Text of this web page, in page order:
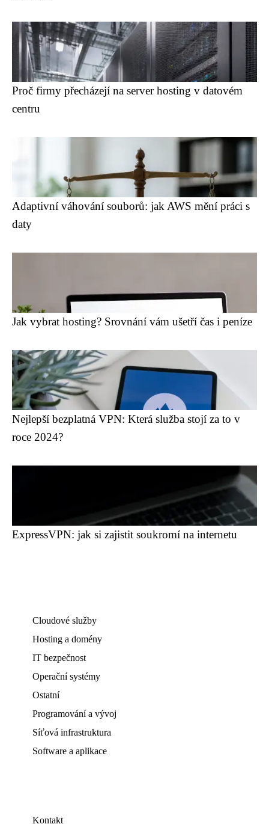
Proč firmy přecházejí na server hosting v datovém
centru
Adaptivní váhování souborů: jak AWS mění práci s
daty
Jak vybrat hosting? Srovnání vám ušetří čas i peníze
Nejlepší bezplatná VPN: Která služba stojí za to v
roce 2024?
ExpressVPN: jak si zajistit soukromí na internetu
Cloudové služby
Hosting a domény
IT bezpečnost
Operační systémy
Ostatní
Programování a vývoj
Síťová infrastruktura
Software a aplikace
Kontakt